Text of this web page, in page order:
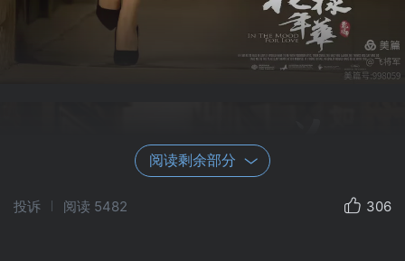
阅读剩余部分
投诉 阅读 5482 306